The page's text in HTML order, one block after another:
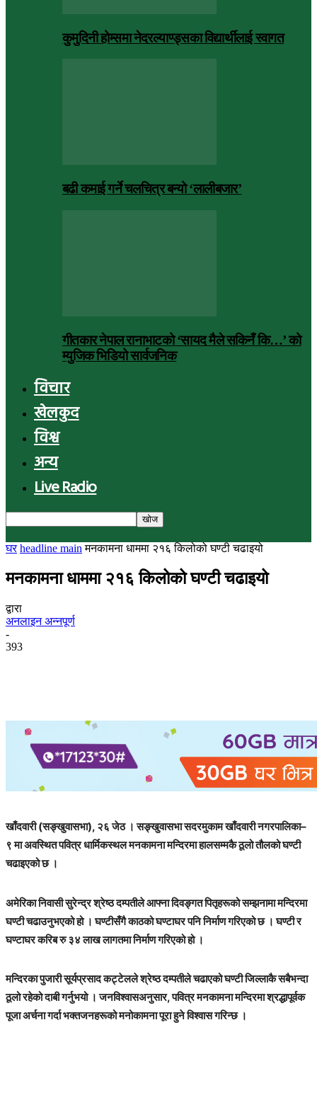
कुमुदिनी होम्समा नेदरल्याण्ड्सका विद्यार्थीलाई स्वागत
बढी कमाई गर्ने चलचित्र बन्यो ‘लालीबजार’
गीतकार नेपाल रानाभाटको ‘सायद मैले सकिनँ कि…’ को
म्युजिक भिडियो सार्वजनिक
विचार
खेलकुद
विश्व
अन्य
Live Radio
घर headline main मनकामना धाममा २१६ किलोको घण्टी चढाइयो
मनकामना धाममा २१६ किलोको घण्टी चढाइयो
द्वारा
अनलाइन अन्नपूर्ण
-
393
खाँदवारी (सङ्खुवासभा), २६ जेठ । सङ्खुवासभा सदरमुकाम खाँदवारी नगरपालिका–
९ मा अवस्थित पवित्र धार्मिकस्थल मनकामना मन्दिरमा हालसम्मकै ठूलो तौलको घण्टी
चढाइएको छ ।
अमेरिका निवासी सुरेन्द्र श्रेष्ठ दम्पतीले आफ्ना दिवङ्गत पितृहरूको सम्झनामा मन्दिरमा
घण्टी चढाउनुभएको हो । घण्टीसँगै काठको घण्टाघर पनि निर्माण गरिएको छ । घण्टी र
घण्टाघर करिब रु ३४ लाख लागतमा निर्माण गरिएको हो ।
मन्दिरका पुजारी सूर्यप्रसाद कट्टेलले श्रेष्ठ दम्पतीले चढाएको घण्टी जिल्लाकै सबैभन्दा
ठूलो रहेको दाबी गर्नुभयो । जनविश्वासअनुसार, पवित्र मनकामना मन्दिरमा श्रद्धापूर्वक
पूजा अर्चना गर्दा भक्तजनहरूको मनोकामना पूरा हुने विश्वास गरिन्छ ।